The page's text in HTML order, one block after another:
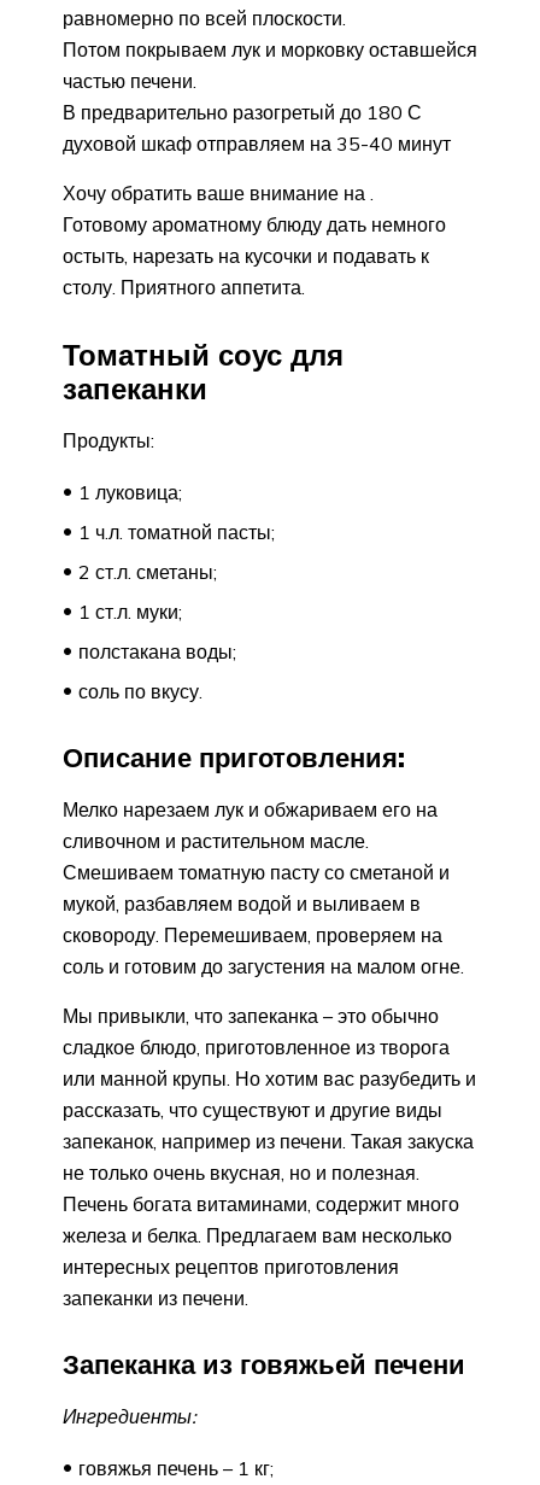
равномерно по всей плоскости.
Потом покрываем лук и морковку оставшейся
частью печени.
В предварительно разогретый до 180 С
духовой шкаф отправляем на 35-40 минут
Хочу обратить ваше внимание на .
Готовому ароматному блюду дать немного
остыть, нарезать на кусочки и подавать к
столу. Приятного аппетита.
Томатный соус для
запеканки
Продукты:
1 луковица;
1 ч.л. томатной пасты;
2 ст.л. сметаны;
1 ст.л. муки;
полстакана воды;
соль по вкусу.
Описание приготовления:
Мелко нарезаем лук и обжариваем его на
сливочном и растительном масле.
Смешиваем томатную пасту со сметаной и
мукой, разбавляем водой и выливаем в
сковороду. Перемешиваем, проверяем на
соль и готовим до загустения на малом огне.
Мы привыкли, что запеканка – это обычно
сладкое блюдо, приготовленное из творога
или манной крупы. Но хотим вас разубедить и
рассказать, что существуют и другие виды
запеканок, например из печени. Такая закуска
не только очень вкусная, но и полезная.
Печень богата витаминами, содержит много
железа и белка. Предлагаем вам несколько
интересных рецептов приготовления
запеканки из печени.
Запеканка из говяжьей печени
Ингредиенты:
говяжья печень – 1 кг;